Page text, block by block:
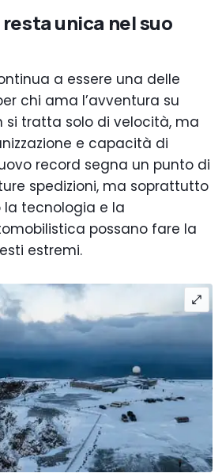
unica nel suo
a essere una delle
chi ama l’avventura su
si tratta solo di velocità, ma
e capacità di
record segna un punto di
spedizioni, ma soprattutto
tecnologia e la
possano fare la
estremi.